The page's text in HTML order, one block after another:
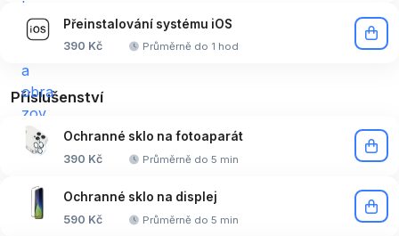
Přeinstalování systému iOS
390 Kč Průměrně do 1 hod
Příslušenství
Ochranné sklo na fotoaparát
390 Kč Průměrně do 5 min
Ochranné sklo na displej
590 Kč Průměrně do 5 min